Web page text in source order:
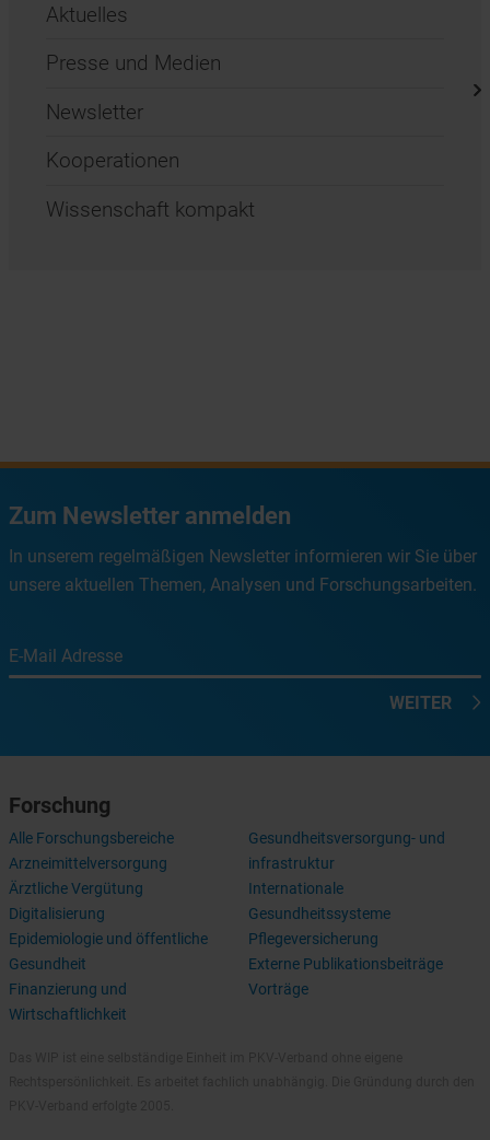
Aktuelles
Presse und Medien
Newsletter
Kooperationen
Wissenschaft kompakt
Zum Newsletter anmelden
In unserem regelmäßigen Newsletter informieren wir Sie über
unsere aktuellen Themen, Analysen und Forschungsarbeiten.
E-Mail Adresse
WEITER
Forschung
Alle Forschungsbereiche
Arzneimittelversorgung
Ärztliche Vergütung
Digitalisierung
Epidemiologie und öffentliche
Gesundheit
Finanzierung und
Wirtschaftlichkeit
Gesundheitsversorgung- und
infrastruktur
Internationale
Gesundheitssysteme
Pflegeversicherung
Externe Publikationsbeiträge
Vorträge